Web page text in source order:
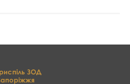
ЗОД